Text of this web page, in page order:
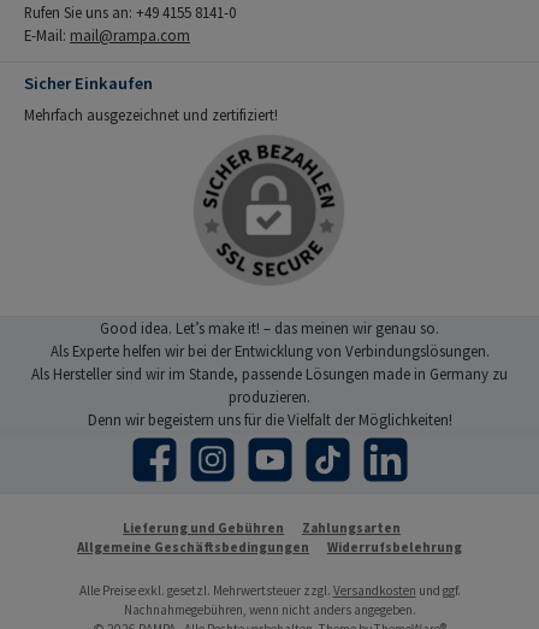
Rufen Sie uns an: +49 4155 8141-0
E-Mail: mail@rampa.com
Sicher Einkaufen
Mehrfach ausgezeichnet und zertifiziert!
Good idea. Let’s make it! – das meinen wir genau so.
Als Experte helfen wir bei der Entwicklung von Verbindungslösungen.
Als Hersteller sind wir im Stande, passende Lösungen made in Germany zu
produzieren.
Denn wir begeistern uns für die Vielfalt der Möglichkeiten!
Facebook Instagram YouTube TikTok LinkedIn
Lieferung und Gebühren
Zahlungsarten
Allgemeine Geschäftsbedingungen
Widerrufsbelehrung
Alle Preise exkl. gesetzl. Mehrwertsteuer zzgl. Versandkosten und ggf.
Nachnahmegebühren, wenn nicht anders angegeben.